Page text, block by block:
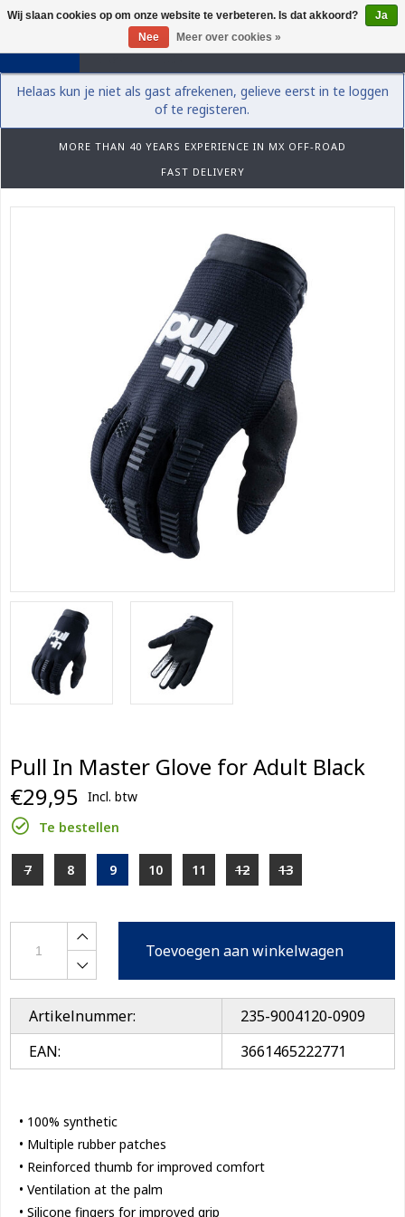
0
Helaas kun je niet als gast afrekenen, gelieve eerst in te loggen
of te registeren.
MORE THAN 40 YEARS EXPERIENCE IN MX OFF-ROAD
FAST DELIVERY
Pull In Master Glove for Adult Black
€29,95 Incl. btw
Te bestellen
7 8 9 10 11 12 13
Toevoegen aan winkelwagen
Artikelnummer:
235-9004120-0909
EAN:
3661465222771
• 100% synthetic
• Multiple rubber patches
• Reinforced thumb for improved comfort
• Ventilation at the palm
• Silicone fingers for improved grip
Wij slaan cookies op om onze website te verbeteren. Is dat akkoord?
Ja
Nee
Meer over cookies »